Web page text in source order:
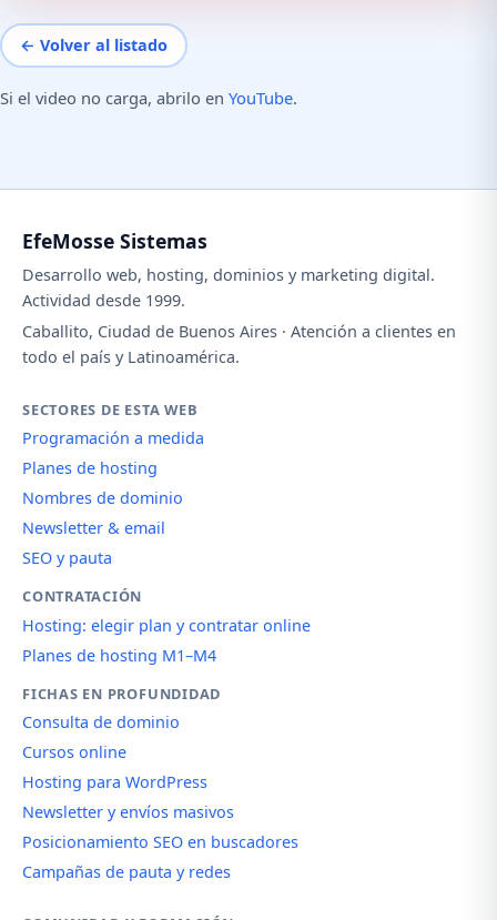
← Volver al listado
Si el video no carga, abrilo en YouTube.
EfeMosse Sistemas
Desarrollo web, hosting, dominios y marketing digital.
Actividad desde 1999.
Caballito, Ciudad de Buenos Aires · Atención a clientes en
todo el país y Latinoamérica.
SECTORES DE ESTA WEB
Programación a medida
Planes de hosting
Nombres de dominio
Newsletter & email
SEO y pauta
CONTRATACIÓN
Hosting: elegir plan y contratar online
Planes de hosting M1–M4
FICHAS EN PROFUNDIDAD
Consulta de dominio
Cursos online
Hosting para WordPress
Newsletter y envíos masivos
Posicionamiento SEO en buscadores
Campañas de pauta y redes